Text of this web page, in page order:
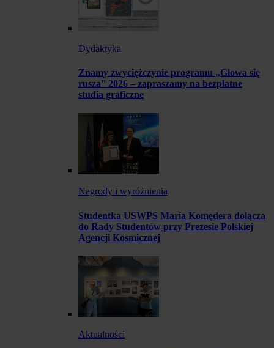
Dydaktyka
Znamy zwyciężczynie programu „Głowa się
rusza” 2026 – zapraszamy na bezpłatne
studia graficzne
Nagrody i wyróżnienia
Studentka USWPS Maria Komędera dołącza
do Rady Studentów przy Prezesie Polskiej
Agencji Kosmicznej
Aktualności